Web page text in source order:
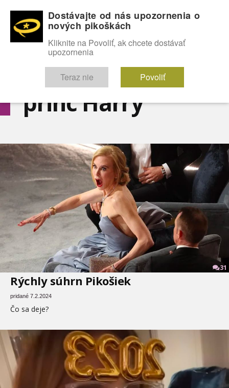
OMG! SEXICE
princ Harry
31
Rýchly súhrn Pikošiek
pridané 7.2.2024
Čo sa deje?
Dostávajte od nás upozornenia o
nových pikoškách
Kliknite na Povoliť, ak chcete dostávať
upozornenia
Teraz nie Povoliť